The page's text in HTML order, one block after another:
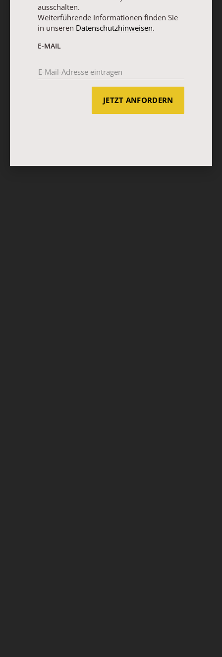
ausschalten.
Weiterführende Informationen finden Sie
in unseren Datenschutzhinweisen.
E-MAIL
JETZT ANFORDERN